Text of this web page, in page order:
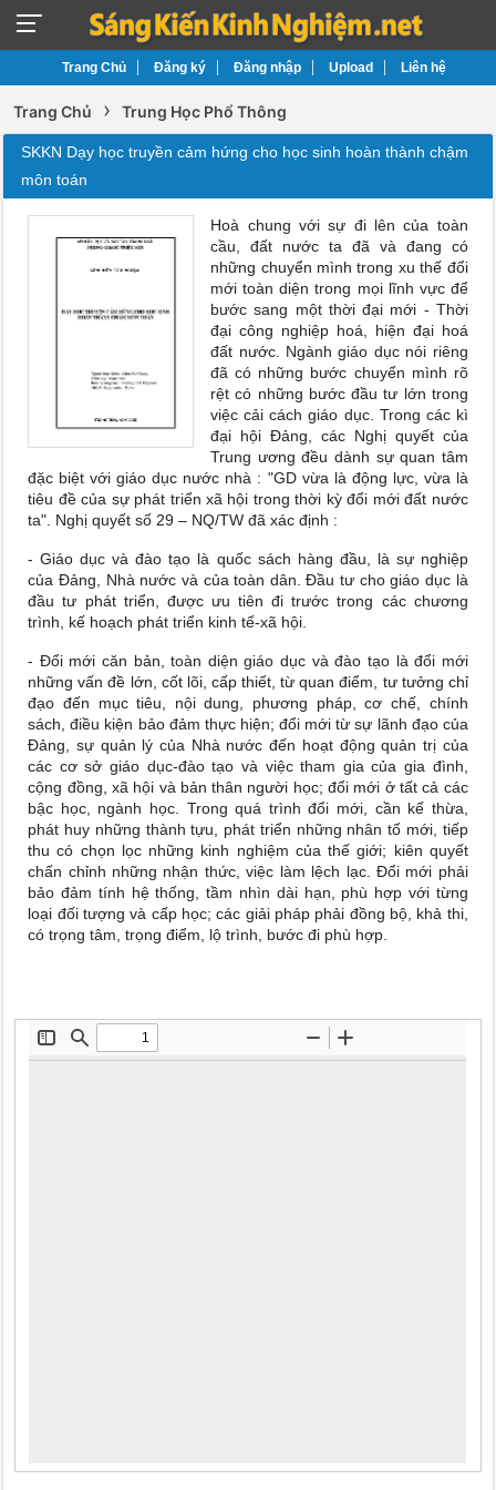
Trang Chủ Đăng ký Đăng nhập Upload Liên hệ
Trang Chủ › Trung Học Phổ Thông
SKKN Dạy học truyền cảm hứng cho học sinh hoàn thành chậm
môn toán
Hoà chung với sự đi lên của toàn
cầu, đất nước ta đã và đang có
những chuyển mình trong xu thế đổi
mới toàn diện trong mọi lĩnh vực để
bước sang một thời đại mới - Thời
đại công nghiệp hoá, hiện đại hoá
đất nước. Ngành giáo dục nói riêng
đã có những bước chuyển mình rõ
rệt có những bước đầu tư lớn trong
việc cải cách giáo dục. Trong các kì
đại hội Đảng, các Nghị quyết của
Trung ương đều dành sự quan tâm
đặc biệt với giáo dục nước nhà : "GD vừa là động lực, vừa là
tiêu đề của sự phát triển xã hội trong thời kỳ đổi mới đất nước
ta". Nghị quyết số 29 – NQ/TW đã xác định :
- Giáo dục và đào tạo là quốc sách hàng đầu, là sự nghiệp
của Đảng, Nhà nước và của toàn dân. Đầu tư cho giáo dục là
đầu tư phát triển, được ưu tiên đi trước trong các chương
trình, kế hoạch phát triển kinh tế-xã hội.
- Đổi mới căn bản, toàn diện giáo dục và đào tạo là đổi mới
những vấn đề lớn, cốt lõi, cấp thiết, từ quan điểm, tư tưởng chỉ
đạo đến mục tiêu, nội dung, phương pháp, cơ chế, chính
sách, điều kiện bảo đảm thực hiện; đổi mới từ sự lãnh đạo của
Đảng, sự quản lý của Nhà nước đến hoạt động quản trị của
các cơ sở giáo dục-đào tạo và việc tham gia của gia đình,
cộng đồng, xã hội và bản thân người học; đổi mới ở tất cả các
bậc học, ngành học. Trong quá trình đổi mới, cần kế thừa,
phát huy những thành tựu, phát triển những nhân tố mới, tiếp
thu có chọn lọc những kinh nghiệm của thế giới; kiên quyết
chấn chỉnh những nhận thức, việc làm lệch lạc. Đổi mới phải
bảo đảm tính hệ thống, tầm nhìn dài hạn, phù hợp với từng
loại đối tượng và cấp học; các giải pháp phải đồng bộ, khả thi,
có trọng tâm, trọng điểm, lộ trình, bước đi phù hợp.